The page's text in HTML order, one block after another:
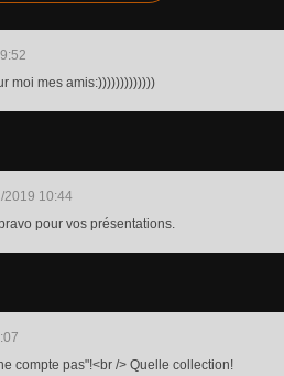
moi mes amis:)))))))))))))
2019 10:44
pour vos présentations.
compte pas"!<br /> Quelle collection!